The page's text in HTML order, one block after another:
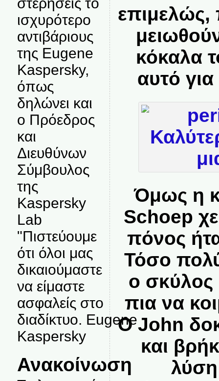
ισχυρότερο
αντιβάριους
της Eugene
Kaspersky,
όπως
δηλώνει και
ο Πρόεδρος
και
Διευθύνων
Σύμβουλος
της
Kaspersky
Lab
"Πιστεύουμε
ότι όλοι μας
δικαιούμαστε
να είμαστε
ασφαλείς στο
διαδίκτυο. Eugene
Kaspersky
Ανακοίνωση
επιμελώς,
κόκαλα
αυτό
Όμως η
Schoep
πόνος
Τόσο
ο
πια να
Ο John
και